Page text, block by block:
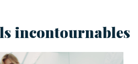
incontournables